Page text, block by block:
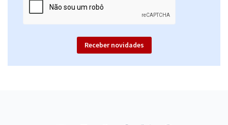
Receber novidades